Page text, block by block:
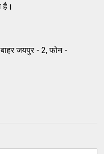
है।
बाहर जयपुर - 2, फोन -